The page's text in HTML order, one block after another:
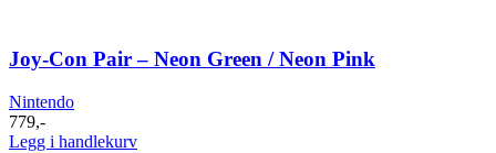
Joy-Con Pair – Neon Green / Neon Pink
Nintendo
779,-
Legg i handlekurv